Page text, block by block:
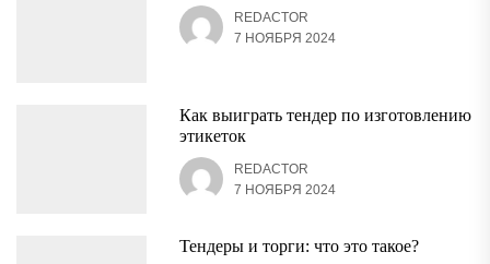
REDACTOR
7 НОЯБРЯ 2024
Как выиграть тендер по изготовлению
этикеток
REDACTOR
7 НОЯБРЯ 2024
Тендеры и торги: что это такое?